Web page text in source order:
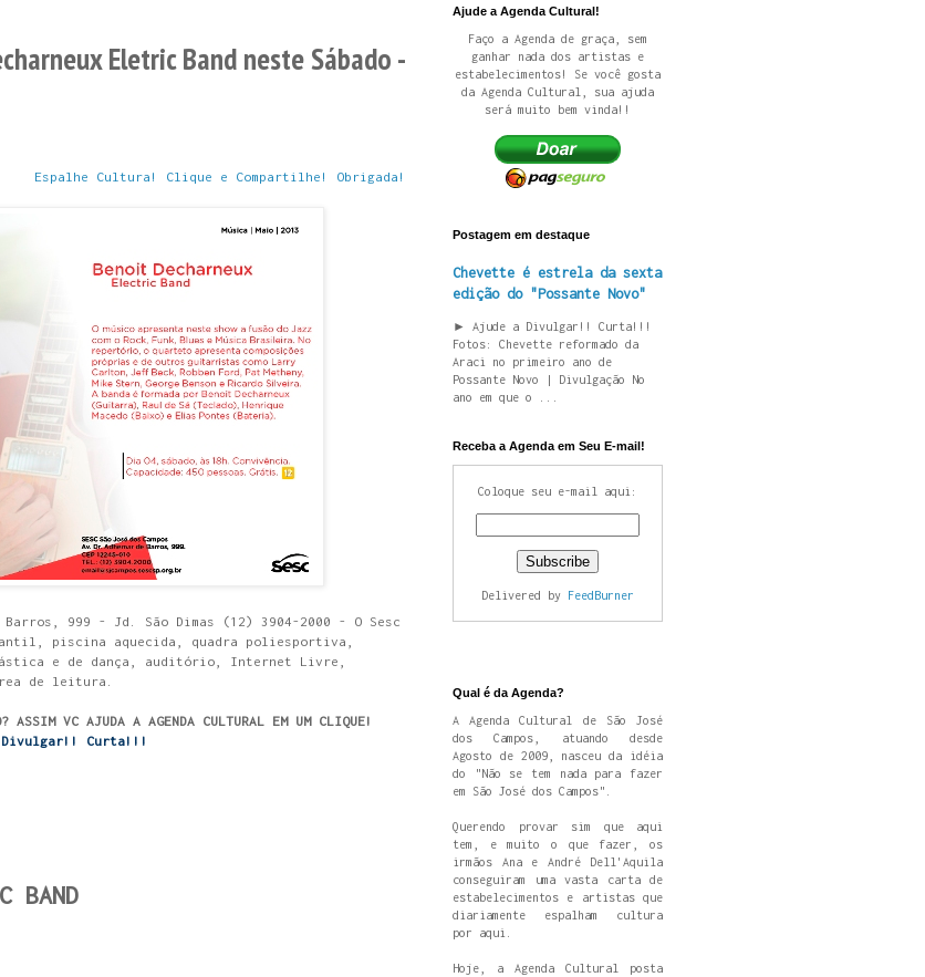
Eletric Band neste Sábado -
Espalhe Cultura! Clique e Compartilhe! Obrigada!
de Barros, 999 - Jd. São Dimas (12) 3904-2000 - O Sesc
piscina aquecida, quadra poliesportiva,
e de dança, auditório, Internet Livre,
de leitura.
ASSIM VC AJUDA A AGENDA CULTURAL EM UM CLIQUE!
Divulgar!! Curta!!!
BAND
Ajude a Agenda Cultural!
Faço a Agenda de graça, sem
ganhar nada dos artistas e
estabelecimentos! Se você gosta
da Agenda Cultural, sua ajuda
será muito bem vinda!!
Postagem em destaque
Chevette é estrela da sexta
edição do "Possante Novo"
► Ajude a Divulgar!! Curta!!!
Fotos: Chevette reformado da
Araci no primeiro ano de
Possante Novo | Divulgação No
ano em que o ...
Receba a Agenda em Seu E-mail!
Coloque seu e-mail aqui:
Delivered by FeedBurner
Qual é da Agenda?
A Agenda Cultural de São José
dos Campos, atuando desde
Agosto de 2009, nasceu da idéia
do "Não se tem nada para fazer
em São José dos Campos".
Querendo provar sim que aqui
tem, e muito o que fazer, os
irmãos Ana e André Dell'Aquila
conseguiram uma vasta carta de
estabelecimentos e artistas que
diariamente espalham cultura
por aqui.
Hoje, a Agenda Cultural posta